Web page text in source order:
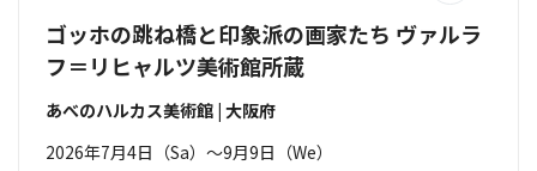
ゴッホの跳ね橋と印象派の画家たち ヴァルラ
フ＝リヒャルツ美術館所蔵
あべのハルカス美術館 | 大阪府
2026年7月4日（Sa）〜9月9日（We）